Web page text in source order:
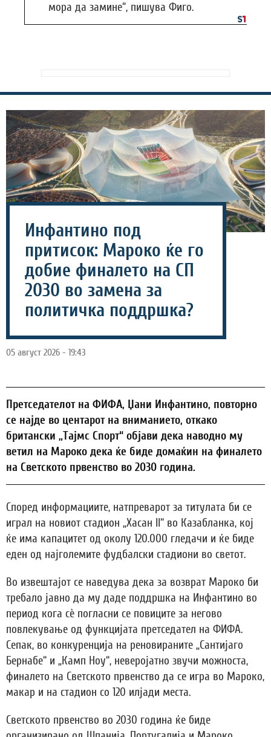
мора да замине“, пишува Фиго.
Инфантино под
притисок: Мароко ќе го
добие финалето на СП
2030 во замена за
политичка поддршка?
05 август 2026 - 19:43
Претседателот на ФИФА, Џани Инфантино, повторно
се најде во центарот на вниманието, откако
британски „Тајмс Спорт“ објави дека наводно му
ветил на Мароко дека ќе биде домаќин на финалето
на Светското првенство во 2030 година.
Според информациите, натпреварот за титулата би се
играл на новиот стадион „Хасан II“ во Казабланка, кој
ќе има капацитет од околу 120.000 гледачи и ќе биде
еден од најголемите фудбалски стадиони во светот.
Во извештајот се наведува дека за возврат Мароко би
требало јавно да му даде поддршка на Инфантино во
период кога сè погласни се повиците за негово
повлекување од функцијата претседател на ФИФА.
Сепак, во конкуренција на реновираните „Сантијаго
Бернабе“ и „Камп Ноу“, неверојатно звучи можноста,
финалето на Светското првенство да се игра во Мароко,
макар и на стадион со 120 илјади места.
Светското првенство во 2030 година ќе биде